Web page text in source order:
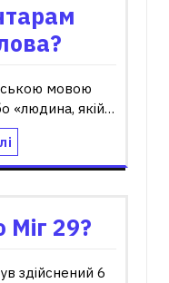
мовою
«людина, якій…
Міг 29?
здійснений 6